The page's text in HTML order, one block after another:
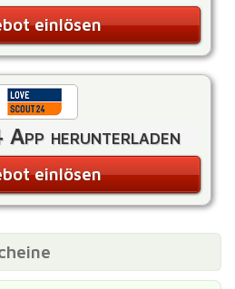
einlösen
App herunterladen
einlösen